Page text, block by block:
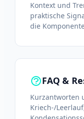
Kontext und
praktische
die
FAQ &
Kurzantworten
Kriech-/